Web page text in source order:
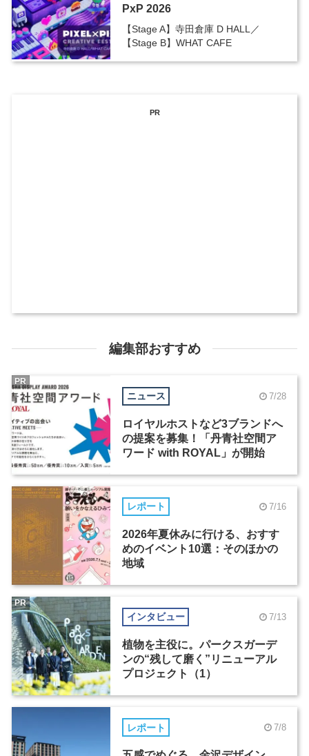
PxP 2026
【Stage A】寺田倉庫 D HALL／
【Stage B】WHAT CAFE
PR
編集部おすすめ
ニュース 7/28
ロイヤルホストなど3ブランドへ
の提案を募集！「丹青社空間ア
ワード with ROYAL」が開始
PR
レポート 7/16
2026年夏休みに行ける、おすす
めのイベント10選：そのほかの
地域
インタビュー 7/13
植物を主役に。パークスガーデ
ンの“残して磨く”リニューアル
プロジェクト（1）
PR
レポート 7/8